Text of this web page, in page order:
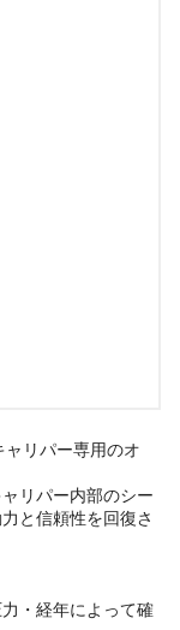
リパー専用のオ
リパー内部のシー
と信頼性を回復さ
・経年によって確